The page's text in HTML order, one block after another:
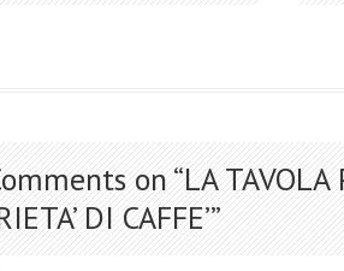
on “LA TAVOLA
DI CAFFE’”